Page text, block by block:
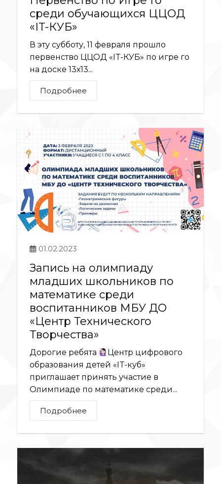
среди обучающихся ЦЦОД
«IT-КУБ»
В эту субботу, 11 февраля прошло
первенство ЦЦОД «IT-КУБ» по игре го
на доске 13х13...
Подробнее
01.02.2023
Запись на олимпиаду
младших школьников по
математике среди
воспитанников МБУ ДО
«Центр Технического
Творчества»
Дорогие ребята
Центр цифрового
образования детей «IT-куб»
приглашает принять участие в
Олимпиаде по математике среди...
Подробнее